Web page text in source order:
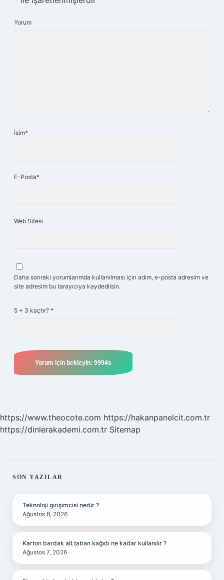
Yorum
İsim*
E-Posta*
Web Sitesi
Daha sonraki yorumlarımda kullanılması için adım, e-posta adresim ve
site adresim bu tarayıcıya kaydedilsin.
5 + 3 kaçtır? *
https://www.theocote.com https://hakanpanelcit.com.tr
https://dinlerakademi.com.tr Sitemap
SIDEBAR
SON YAZILAR
Teknoloji girişimcisi nedir ?
Ağustos 8, 2026
Karton bardak alt taban kağıdı ne kadar kullanılır ?
Ağustos 7, 2026